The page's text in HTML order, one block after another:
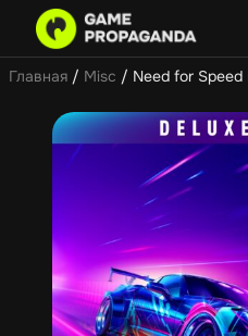
Главная / Misc / Need for Speed